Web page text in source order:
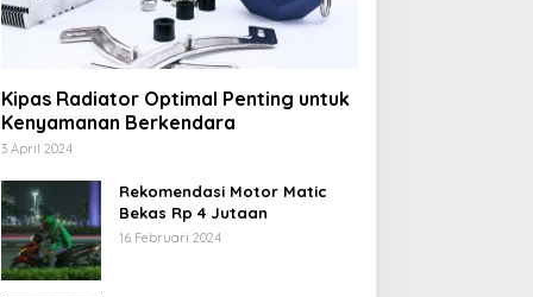
Kipas Radiator Optimal Penting untuk
Kenyamanan Berkendara
3 April 2024
Rekomendasi Motor Matic
Bekas Rp 4 Jutaan
16 Februari 2024